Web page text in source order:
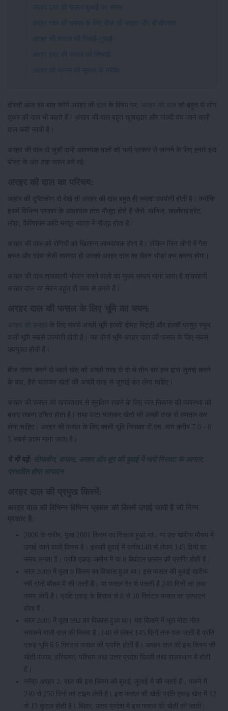
अरहर दाल की फ़सल बुआई का समय:
अरहर दाल की फसल के लिए बीज की मात्रा और बीजोपचार:
अरहर की फसल की निंदाई-गुडाईः
अरहर दाल की फसल की सिंचाईः
अरहर की फसल की सुरक्षा के तरीके:
दोस्तों आज हम बात करेंगे अरहर की दाल के विषय पर, अरहर की दाल को बहुत से लोग
तुअर की दाल भी कहते हैं। अरहर की दाल बहुत खुशबूदार और जल्दी पच जाने वाली
दाल कही जाती है।
अरहर की दाल से जुड़ी सभी आवश्यक बातों को भली प्रकार से जानने के लिए हमारे इस
पोस्ट के अंत तक जरूर बने रहे:
आहार की दृष्टिकोण से देखे तो अरहर की दाल बहुत ही ज्यादा उपयोगी होती है। क्योंकि
इसमें विभिन्न प्रकार के आवश्यक तत्व मौजूद होते हैं जैसे: खनिज, कार्बोहाइड्रेट,
लोहा, कैल्शियम आदि भरपूर मात्रा में मौजूद होता है।
अरहर की दाल को रोगियों को खिलाना लाभदायक होता है। लेकिन जिन लोगों में गैस
कब्ज और सांस जैसी समस्या हो उनको अरहर दाल का सेवन थोड़ा कम करना होगा।
अरहर की दाल शाकाहारी भोजन करने वालो का मुख्य साधन माना जाता है शाकाहारी
अरहर दाल का सेवन बहुत ही चाव से करते हैं।
अरहर की फ़सल के लिए सबसे अच्छी भूमि हल्की दोमट मिट्टी और हल्की प्रचुर स्फुर
वाली भूमि सबसे उपयोगी होती है। यह दोनों भूमि अरहर दाल की फसल के लिए सबसे
उपयुक्त होती हैं।
बीज रोपण करने से पहले खेत को अच्छी तरह से दो से तीन बार हल द्वारा जुताई करने
के बाद, हैरो चलाकर खेतों की अच्छी तरह से जुताई कर लेना चाहिए।
अरहर की फ़सल को खरपतवार से सुरक्षित रखने के लिए जल निकास की व्यवस्था को
बनाए रखना उचित होता है। तथा पाटा चलाकर खेतों को अच्छी तरह से समतल कर
लेना चाहिए। अरहर की फसल के लिए काली भूमि जिसका पी.एच .मान करीब 7.0 - 8.
5 सबसे उत्तम माना जाता है।
ये भी पढ़ें: सोयाबीन, कपास, अरहर और मूंग की बुवाई में भारी गिरावट के आसार,
प्रभावित होगा उत्पादन
2006 के करीब, पूसा 2001 किस्म का विकास हुआ था। या एक खरीफ मौसम में
उगाई जाने वाली किस्म है। इसकी बुवाई में करीब140 से लेकर 145 दिनों का
समय लगता है। प्रति एकड़ जमीन में या 8 क्विंटल फ़सल की प्राप्ति होती है।
साल 2009 में पूसा 9 किस्म का विकास हुआ था। इस फसल की बुवाई खरीफ
रबी दोनों मौसम में की जाती है। या फसल देर से पकती है 240 दिनों का लंबा
समय लेती है। प्रति एकड़ के हिसाब से 8 से 10 क्विंटल फसल का उत्पादन
होता है।
साल 2005 में पूसा 992 का विकास हुआ था। यह दिखने में भूरा मोटा गोल
चमकने वाली दाल की किस्म है।140 से लेकर 145 दिनों तक पक जाती है प्रति
एकड़ भूमि 6.6 क्विंटल फसल की प्राप्ति होती है। अरहर दाल की इस किस्म की
खेती पंजाब, हरियाणा, पश्चिम तथा उत्तर प्रदेश दिल्ली तथा राजस्थान में होती
है।
नरेंद्र अरहर 2, दाल की इस किस्म की बुवाई जुलाई मे की जाती हैं। पकने में
240 से 250 दिनों का टाइम लेती है। इस फसल की खेती प्रति एकड़ खेत में 12
से 13 कुंटल होती है। बिहार, उत्तर प्रदेश में इस फसल की खेती की जाती।